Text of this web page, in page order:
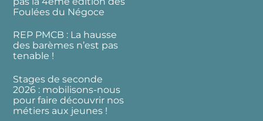
Foulées du Négoce
REP PMCB : La hausse
des barèmes n’est pas
tenable !
Stages de seconde
2026 : mobilisons-nous
pour faire découvrir nos
métiers aux jeunes !